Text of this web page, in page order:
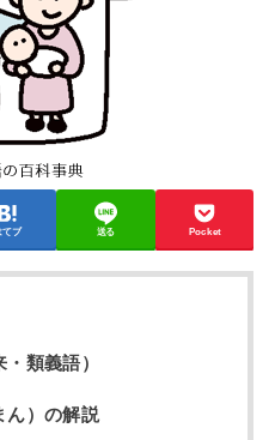
てブ 送る Pocket
類義語）
ん）の解説